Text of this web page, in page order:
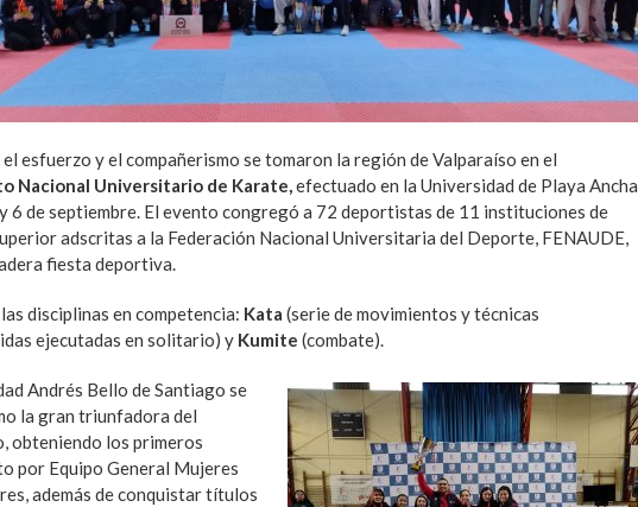
el esfuerzo y el compañerismo se tomaron la región de Valparaíso en el
Nacional Universitario de Karate,efectuado en la Universidad de Playa Ancha
6 de septiembre. El evento congregó a 72 deportistas de 11 instituciones de
adscritas a la Federación Nacional Universitaria del Deporte, FENAUDE,
fiesta deportiva.
disciplinas en competencia: Kata (serie de movimientos y técnicas
ejecutadas en solitario) y Kumite (combate).
Andrés Bello de Santiago se
la gran triunfadora del
obteniendo los primeros
por Equipo General Mujeres
además de conquistar títulos